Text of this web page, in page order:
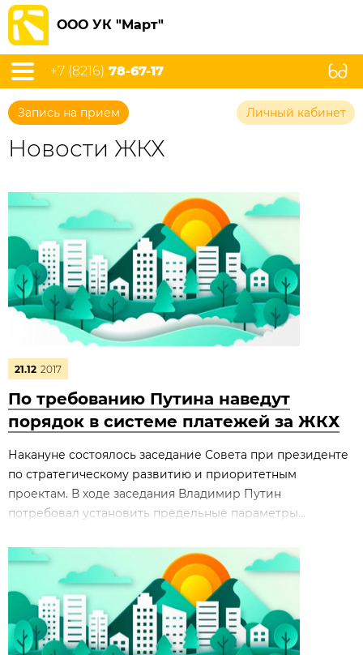
ООО УК "Март"
+7 (8216) 78-67-17
Запись на прием Личный кабинет
Новости ЖКХ
21.12 2017
По требованию Путина наведут
порядок в системе платежей за ЖКХ
Накануне состоялось заседание Совета при президенте
по стратегическому развитию и приоритетным
проектам. В ходе заседания Владимир Путин
потребовал установить предельные параметры...